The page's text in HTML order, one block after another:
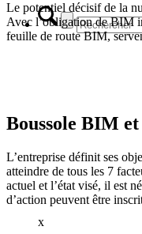
x
Le potentiel décisif de la
Avec l’obligation de BIM
feuille de route BIM,
Boussole BIM
L’entreprise définit ses
atteindre de tous les 7
actuel et l’état visé, il est
d’action peuvent être